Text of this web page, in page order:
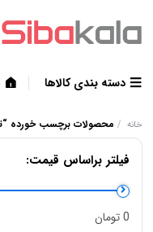
دسته بندی کالاها
خانه / محصولات برچسب خورده
فیلتر براساس قیمت:
حداقل
حداكثر
0 تومان